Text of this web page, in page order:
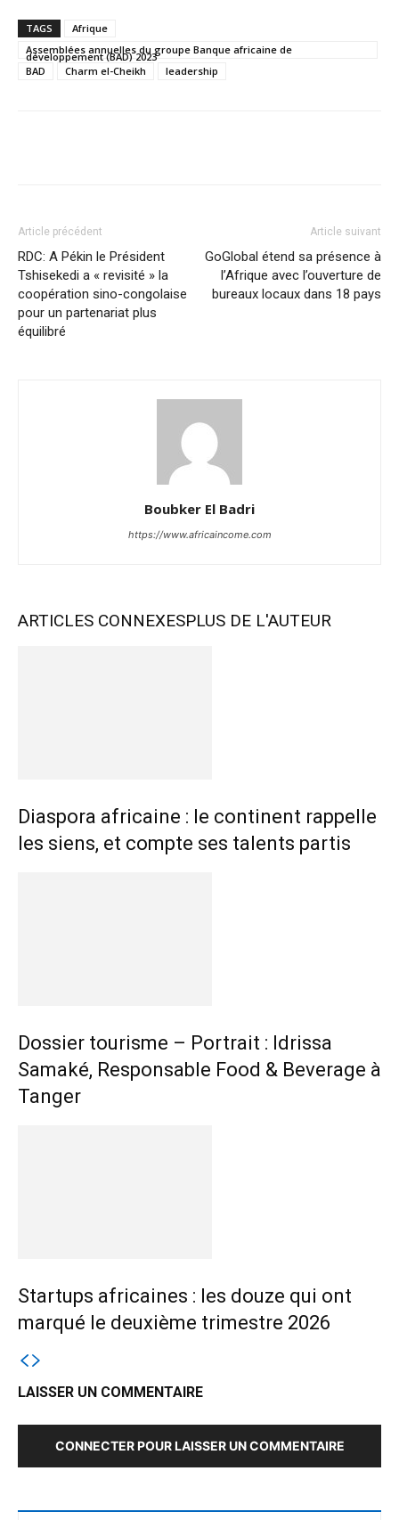
TAGS
Afrique
Assemblées annuelles du groupe Banque africaine de
développement (BAD) 2023
BAD
Charm el-Cheikh leadership
Article précédent
RDC: A Pékin le Président
Tshisekedi a « revisité » la
coopération sino-congolaise
pour un partenariat plus
équilibré
Article suivant
GoGlobal étend sa présence à
l’Afrique avec l’ouverture de
bureaux locaux dans 18 pays
Boubker El Badri
https://www.africaincome.com
ARTICLES CONNEXESPLUS DE L'AUTEUR
Diaspora africaine : le continent rappelle
les siens, et compte ses talents partis
Dossier tourisme – Portrait : Idrissa
Samaké, Responsable Food & Beverage à
Tanger
Startups africaines : les douze qui ont
marqué le deuxième trimestre 2026
LAISSER UN COMMENTAIRE
CONNECTER POUR LAISSER UN COMMENTAIRE